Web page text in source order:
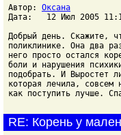
Автор: Оксана
Дата: 12 Июл 2005
Добрый день. Скажите,
поликлинике. Она два
него просто остался
боли и нарушения
подобрать. И Выростет
которая лечила, совсем
как поступить лучше.
RE: Корень у